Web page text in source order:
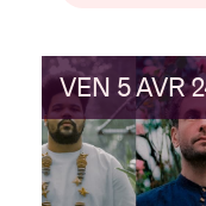
VEN 5 AVR